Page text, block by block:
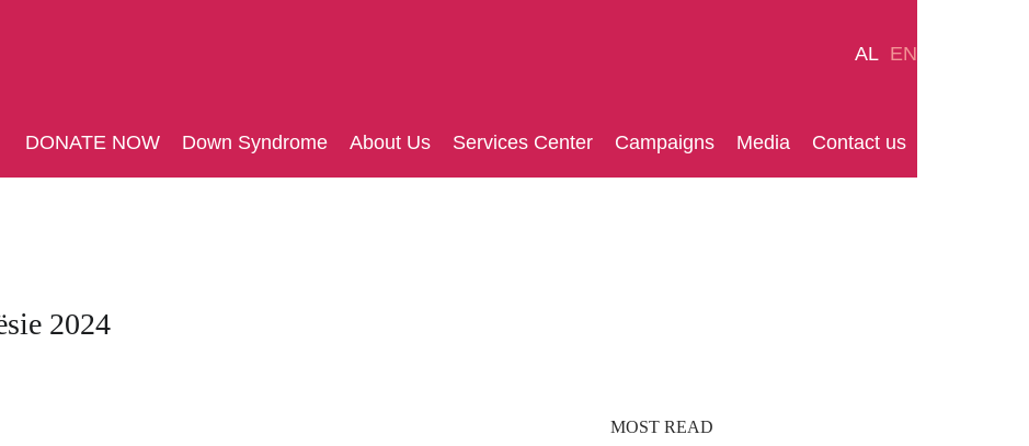
DONATE NOW Down Syndrome About Us Services Center Campaigns Media Contact us
2024
MOST READ
AL EN